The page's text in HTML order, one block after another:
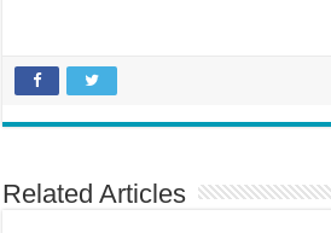
Related Articles